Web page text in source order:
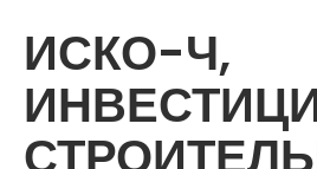
ИСКО-Ч,